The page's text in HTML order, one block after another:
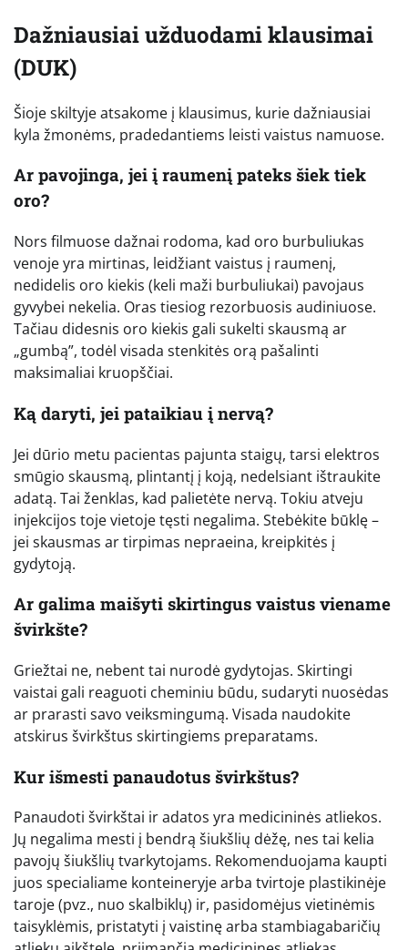
Dažniausiai užduodami klausimai
(DUK)
Šioje skiltyje atsakome į klausimus, kurie dažniausiai
kyla žmonėms, pradedantiems leisti vaistus namuose.
Ar pavojinga, jei į raumenį pateks šiek tiek
oro?
Nors filmuose dažnai rodoma, kad oro burbuliukas
venoje yra mirtinas, leidžiant vaistus į raumenį,
nedidelis oro kiekis (keli maži burbuliukai) pavojaus
gyvybei nekelia. Oras tiesiog rezorbuosis audiniuose.
Tačiau didesnis oro kiekis gali sukelti skausmą ar
„gumbą”, todėl visada stenkitės orą pašalinti
maksimaliai kruopščiai.
Ką daryti, jei pataikiau į nervą?
Jei dūrio metu pacientas pajunta staigų, tarsi elektros
smūgio skausmą, plintantį į koją, nedelsiant ištraukite
adatą. Tai ženklas, kad palietėte nervą. Tokiu atveju
injekcijos toje vietoje tęsti negalima. Stebėkite būklę –
jei skausmas ar tirpimas nepraeina, kreipkitės į
gydytoją.
Ar galima maišyti skirtingus vaistus viename
švirkšte?
Griežtai ne, nebent tai nurodė gydytojas. Skirtingi
vaistai gali reaguoti cheminiu būdu, sudaryti nuosėdas
ar prarasti savo veiksmingumą. Visada naudokite
atskirus švirkštus skirtingiems preparatams.
Kur išmesti panaudotus švirkštus?
Panaudoti švirkštai ir adatos yra medicininės atliekos.
Jų negalima mesti į bendrą šiukšlių dėžę, nes tai kelia
pavojų šiukšlių tvarkytojams. Rekomenduojama kaupti
juos specialiame konteineryje arba tvirtoje plastikinėje
taroje (pvz., nuo skalbiklų) ir, pasidomėjus vietinėmis
taisyklėmis, pristatyti į vaistinę arba stambiagabaričių